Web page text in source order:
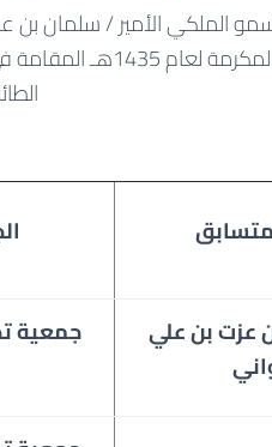
الملكي الأمير / سلمان بن
مستوى منطقة مكة
عزت بن علي
جمعية